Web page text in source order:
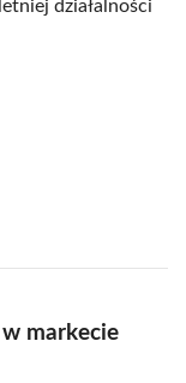
działalności
markecie